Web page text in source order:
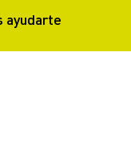
ayudarte